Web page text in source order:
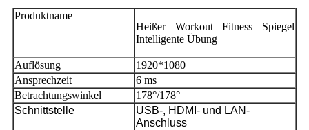
Produktname
Heißer Workout Fitness Spiegel
Intelligente Übung
Auflösung
1920*1080
Ansprechzeit
6 ms
Betrachtungswinkel
178°/178°
Schnittstelle
USB-, HDMI- und LAN-
Anschluss